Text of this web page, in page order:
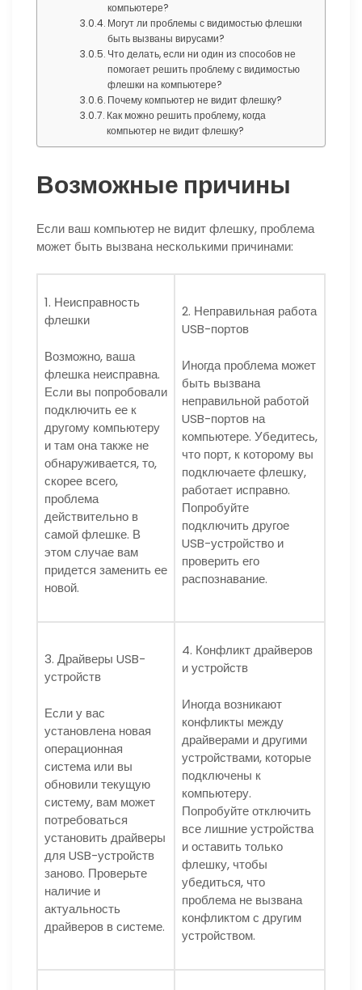
компьютере?
Могут ли проблемы с видимостью флешки
быть вызваны вирусами?
Что делать, если ни один из способов не
помогает решить проблему с видимостью
флешки на компьютере?
Почему компьютер не видит флешку?
Как можно решить проблему, когда
компьютер не видит флешку?
Возможные причины
Если ваш компьютер не видит флешку, проблема
может быть вызвана несколькими причинами:
1. Неисправность
флешки
Возможно, ваша
флешка неисправна.
Если вы попробовали
подключить ее к
другому компьютеру
и там она также не
обнаруживается, то,
скорее всего,
проблема
действительно в
самой флешке. В
этом случае вам
придется заменить ее
новой.
2. Неправильная работа
USB-портов
Иногда проблема может
быть вызвана
неправильной работой
USB-портов на
компьютере. Убедитесь,
что порт, к которому вы
подключаете флешку,
работает исправно.
Попробуйте
подключить другое
USB-устройство и
проверить его
распознавание.
3. Драйверы USB-
устройств
Если у вас
установлена новая
операционная
система или вы
обновили текущую
систему, вам может
потребоваться
установить драйверы
для USB-устройств
заново. Проверьте
наличие и
актуальность
драйверов в системе.
4. Конфликт драйверов
и устройств
Иногда возникают
конфликты между
драйверами и другими
устройствами, которые
подключены к
компьютеру.
Попробуйте отключить
все лишние устройства
и оставить только
флешку, чтобы
убедиться, что
проблема не вызвана
конфликтом с другим
устройством.